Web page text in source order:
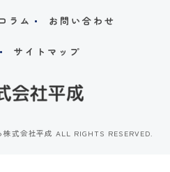
コラム お問い合わせ
サイトマップ
式会社平成 ALL RIGHTS RESERVED.